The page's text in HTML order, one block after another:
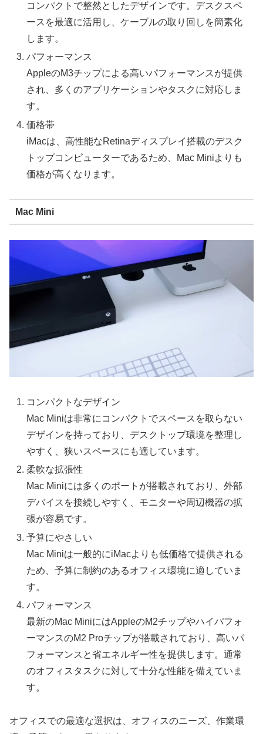
コンパクトで整然としたデザインです。デスクスペ
ースを最適に活用し、ケーブルの取り回しを簡素化
します。
パフォーマンス
AppleのM3チップによる高いパフォーマンスが提供
され、多くのアプリケーションやタスクに対応しま
す。
価格帯
iMacは、高性能なRetinaディスプレイ搭載のデスク
トップコンピューターであるため、Mac Miniよりも
価格が高くなります。
Mac Mini
コンパクトなデザイン
Mac Miniは非常にコンパクトでスペースを取らない
デザインを持っており、デスクトップ環境を整理し
やすく、狭いスペースにも適しています。
柔軟な拡張性
Mac Miniには多くのポートが搭載されており、外部
デバイスを接続しやすく、モニターや周辺機器の拡
張が容易です。
予算にやさしい
Mac Miniは一般的にiMacよりも低価格で提供される
ため、予算に制約のあるオフィス環境に適していま
す。
パフォーマンス
最新のMac MiniにはAppleのM2チップやハイパフォ
ーマンスのM2 Proチップが搭載されており、高いパ
フォーマンスと省エネルギー性を提供します。通常
のオフィスタスクに対して十分な性能を備えていま
す。
オフィスでの最適な選択は、オフィスのニーズ、作業環